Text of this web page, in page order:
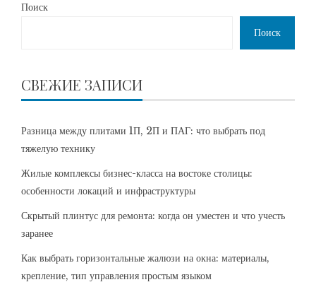
Поиск
Поиск
СВЕЖИЕ ЗАПИСИ
Разница между плитами 1П, 2П и ПАГ: что выбрать под
тяжелую технику
Жилые комплексы бизнес-класса на востоке столицы:
особенности локаций и инфраструктуры
Скрытый плинтус для ремонта: когда он уместен и что учесть
заранее
Как выбрать горизонтальные жалюзи на окна: материалы,
крепление, тип управления простым языком